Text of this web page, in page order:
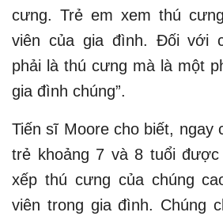
cưng. Trẻ em xem thú
viên của gia đình. Đối với
phải là thú cưng mà là một
gia đình chúng”.
Tiến sĩ Moore cho biết, ngay
trẻ khoảng 7 và 8 tuổi được
xếp thú cưng của chúng
viên trong gia đình. Chúng